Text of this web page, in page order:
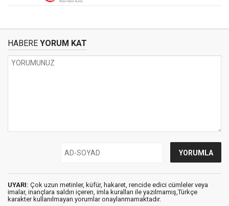
HABERE YORUM KAT
UYARI: Çok uzun metinler, küfür, hakaret, rencide edici cümleler veya
imalar, inançlara saldırı içeren, imla kuralları ile yazılmamış,Türkçe
karakter kullanılmayan yorumlar onaylanmamaktadır.